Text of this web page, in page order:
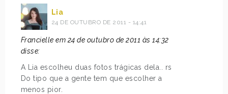
Lia
24 DE OUTUBRO DE 2011 - 14:41
Francielle em 24 de outubro de 2011 às 14:32
disse:
A Lia escolheu duas fotos trágicas dela.. rs
Do tipo que a gente tem que escolher a
menos pior.